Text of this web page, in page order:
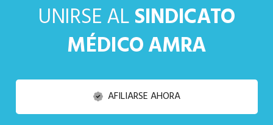
UNIRSE ALSINDICATO
MÉDICO AMRA
AFILIARSE AHORA